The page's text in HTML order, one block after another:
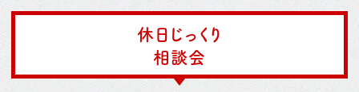
休日じっくり
相談会